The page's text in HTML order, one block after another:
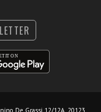
De Grassi 12/12A, 20123